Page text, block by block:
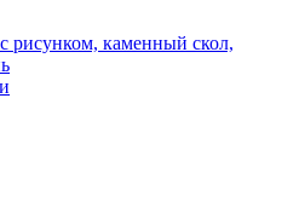
рисунком, каменный скол,